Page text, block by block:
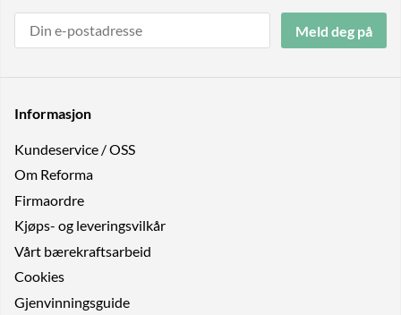
Meld deg på
Informasjon
Kundeservice / OSS
Om Reforma
Firmaordre
Kjøps- og leveringsvilkår
Vårt bærekraftsarbeid
Cookies
Gjenvinningsguide